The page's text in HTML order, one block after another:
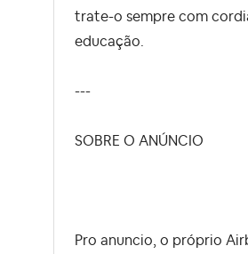
trate-o sempre com
educação.
---
SOBRE O ANÚNCIO
Pro anuncio, o próprio